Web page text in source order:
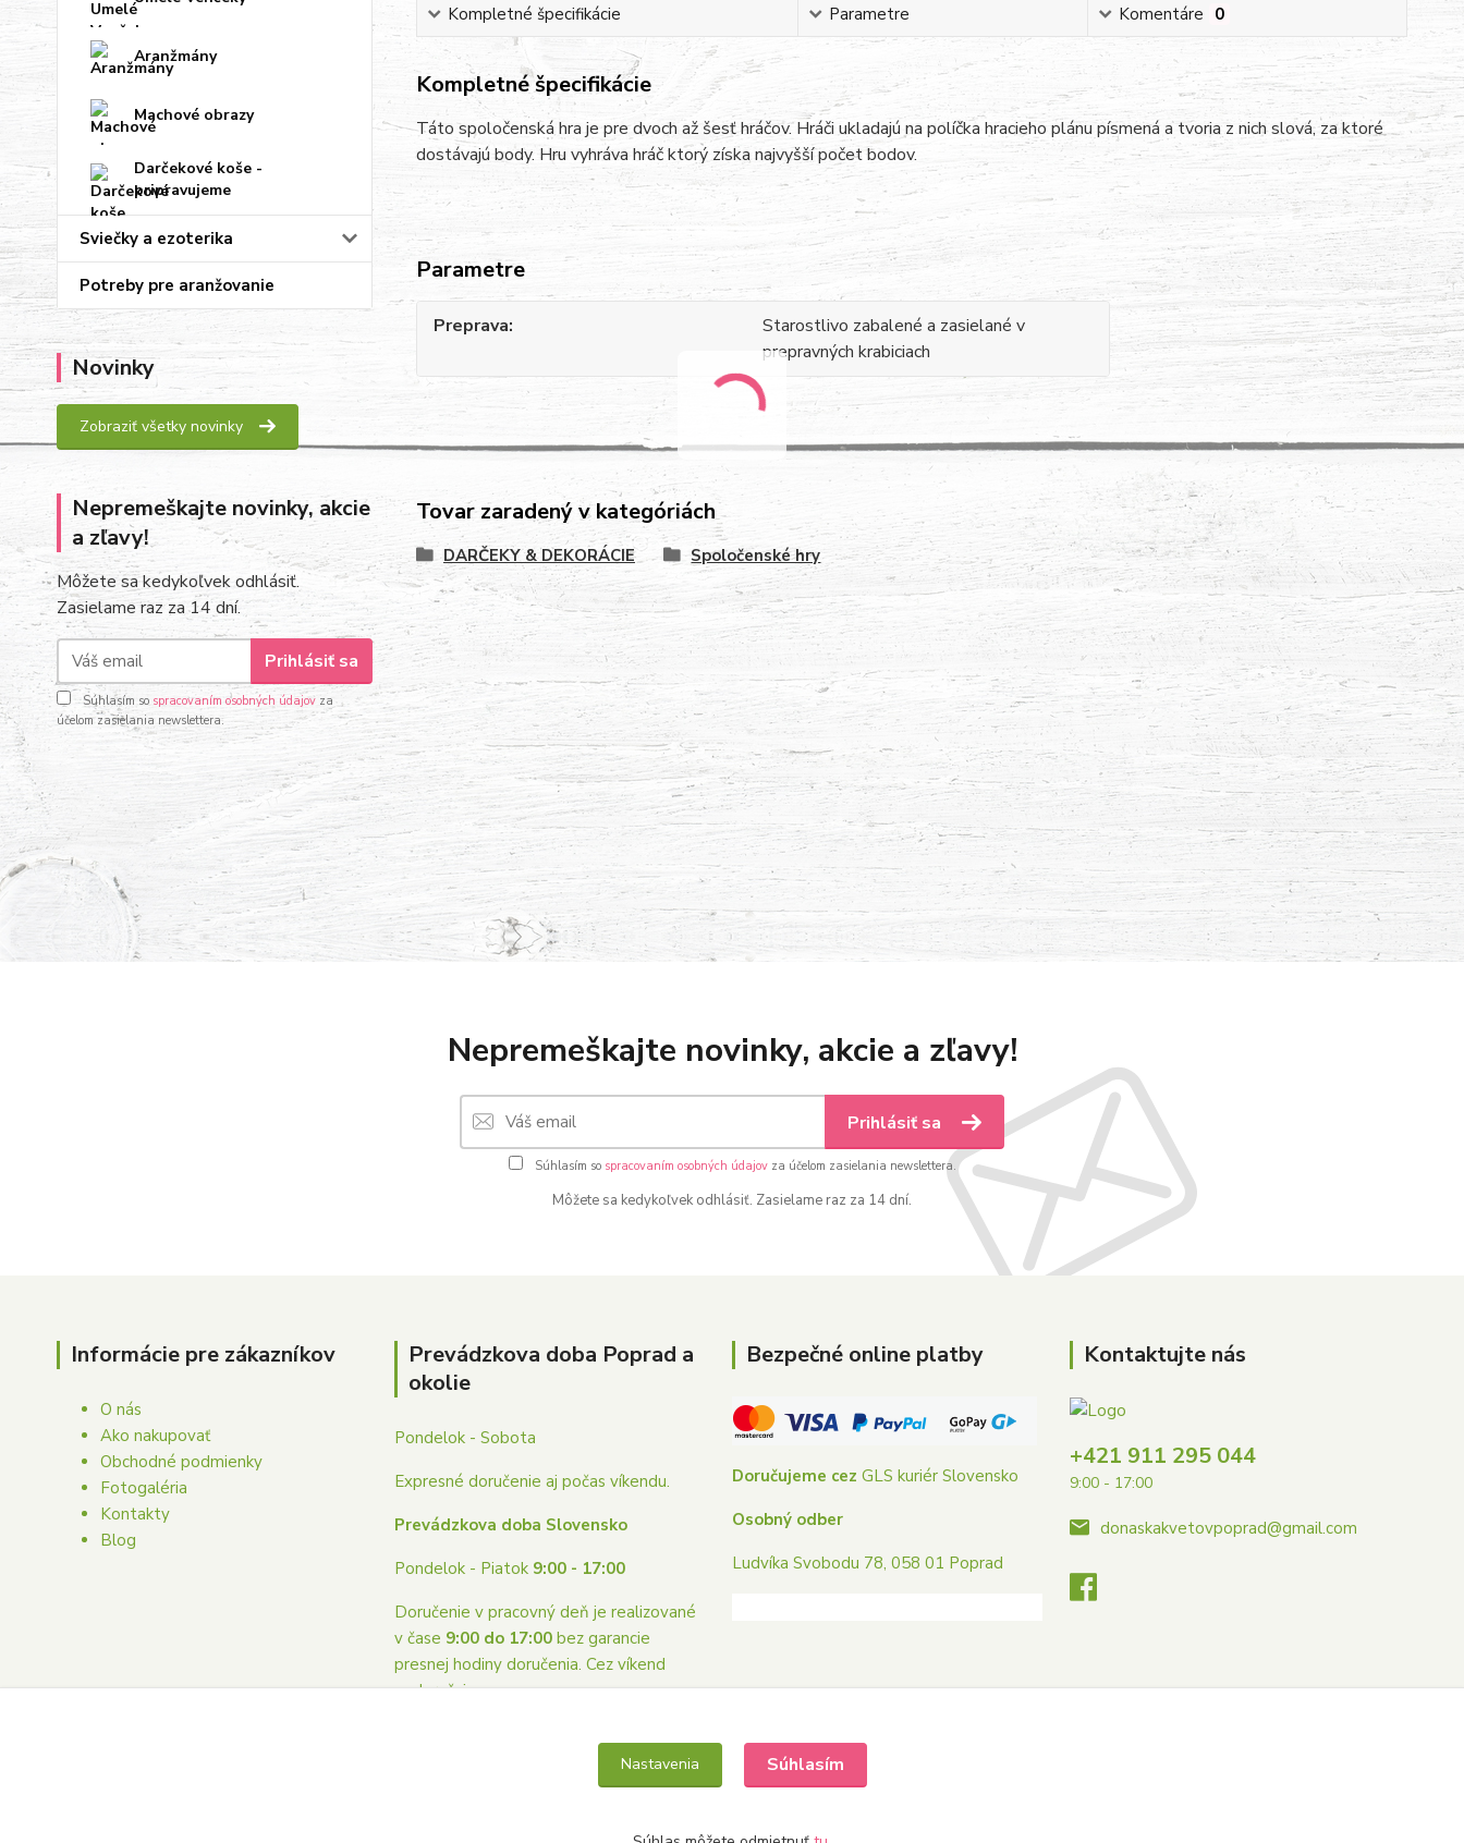
Aranžmány
Machové obrazy
Darčekové koše -
pripravujeme
Sviečky a ezoterika
Potreby pre aranžovanie
Novinky
Zobraziť všetky novinky
Nepremeškajte novinky, akcie
a zľavy!
Môžete sa kedykoľvek odhlásiť.
Zasielame raz za 14 dní.
Prihlásiť sa
Súhlasím so spracovaním osobných údajov za
účelom zasielania newslettera.
Kompletné špecifikácie Parametre Komentáre 0
Kompletné špecifikácie
Táto spoločenská hra je pre dvoch až šesť hráčov. Hráči ukladajú na políčka hracieho plánu písmená a tvoria z nich slová, za ktoré
dostávajú body. Hru vyhráva hráč ktorý získa najvyšší počet bodov.
Parametre
Preprava
Starostlivo zabalené a zasielané v
prepravných krabiciach
Tovar zaradený v kategóriách
DARČEKY & DEKORÁCIE Spoločenské hry
Nepremeškajte novinky, akcie a zľavy!
Prihlásiť sa
Súhlasím so spracovaním osobných údajovza účelom zasielania newslettera.
Môžete sa kedykoľvek odhlásiť. Zasielame raz za 14 dní.
Informácie pre zákazníkov
O nás
Ako nakupovať
Obchodné podmienky
Fotogaléria
Kontakty
Blog
Prevádzkova doba Poprad a
okolie
Pondelok - Sobota
Expresné doručenie aj počas víkendu.
Prevádzkova doba Slovensko
Pondelok - Piatok 9:00 - 17:00
Doručenie v pracovný deň je realizované
v čase 9:00 do 17:00 bez garancie
presnej hodiny doručenia. Cez víkend
nedoručujeme.
Bezpečné online platby
Doručujeme cez GLS kuriér Slovensko
Osobný odber
Ludvíka Svobodu 78, 058 01 Poprad
Kontaktujte nás
+421 911 295 044
9:00 - 17:00
donaskakvetovpoprad@gmail.com
Nastavenia Súhlasím